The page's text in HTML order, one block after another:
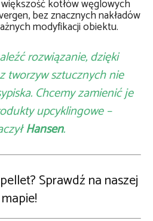
kotłów węglowych
bez znacznych nakładów
modyfikacji obiektu.
rozwiązanie, dzięki
tworzyw sztucznych nie
Chcemy zamienić je
upcyklingowe –
Hansen.
Sprawdź na naszej
mapie!